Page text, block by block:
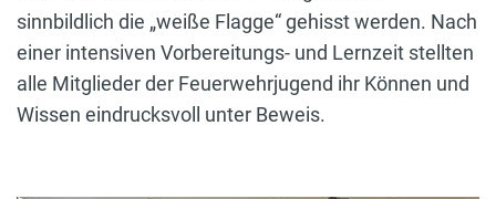
sinnbildlich die „weiße Flagge“ gehisst werden. Nach
einer intensiven Vorbereitungs- und Lernzeit stellten
alle Mitglieder der Feuerwehrjugend ihr Können und
Wissen eindrucksvoll unter Beweis.